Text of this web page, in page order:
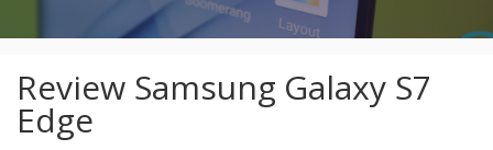
Review Samsung Galaxy S7
Edge